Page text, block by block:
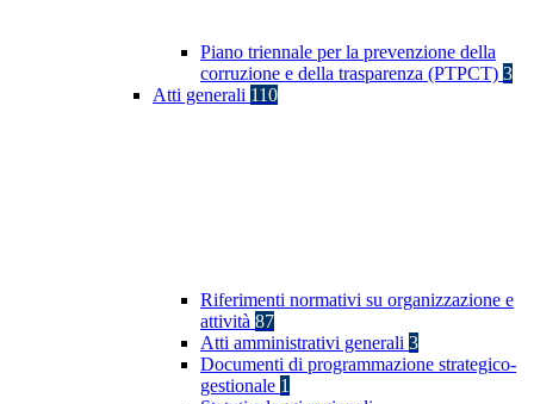
Piano triennale per la prevenzione della
corruzione e della trasparenza (PTPCT) 3
Atti generali 110
Riferimenti normativi su organizzazione e
attività 87
Atti amministrativi generali 3
Documenti di programmazione strategico-
gestionale 1